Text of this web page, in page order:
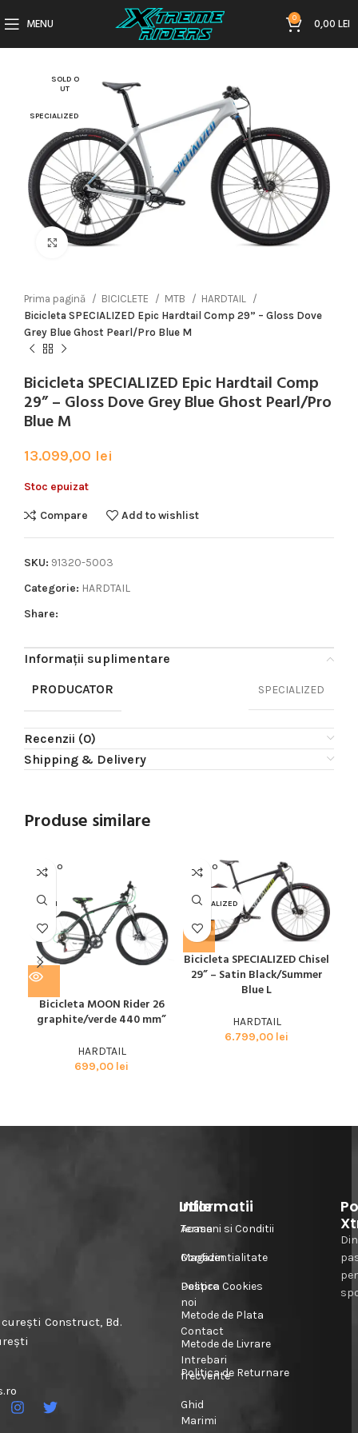
MENU 0 0,00LEI
SOLD O
UT
SPECIALIZED
Click to enlarge
Prima pagină BICICLETE MTB
HARDTAIL
Bicicleta SPECIALIZED Epic Hardtail Comp 29” – Gloss Dove
Grey Blue Ghost Pearl/Pro Blue M
Bicicleta SPECIALIZED Epic Hardtail Comp
29” – Gloss Dove Grey Blue Ghost Pearl/Pro
Blue M
13.099,00 lei
Stoc epuizat
Compare Add to wishlist
SKU: 91320-5003
Categorie: HARDTAIL
Share:
Informații suplimentare
PRODUCATOR
SPECIALIZED
Recenzii (0)
Shipping & Delivery
Produse similare
SOLD O
UT
MOON
Bicicleta MOON Rider 26
graphite/verde 440 mm”
HARDTAIL
699,00 lei
SOLD O
UT
SPECIALIZED
Bicicleta SPECIALIZED Chisel
29” – Satin Black/Summer
Blue L
HARDTAIL
6.799,00 lei
Construct, Bd.
Informatii
Acasa
Magazin
Despre
noi
Contact
Intrebari
frecvente
Ghid
Marimi
Utile
Termeni si Conditii
Confidentialitate
Politica Cookies
Metode de Plata
Metode de Livrare
Politica de Returnare
Din